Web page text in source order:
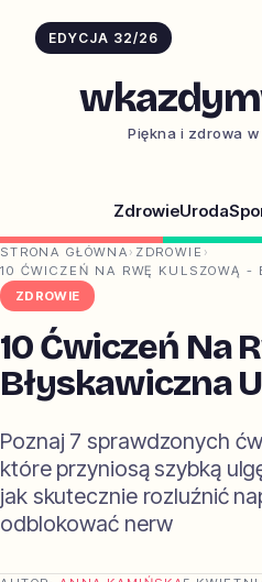
EDYCJA 32/26
Piękna i zdrowa
ZdrowieUroda
STRONA GŁÓWNA › ZDROWIE ›
10 ĆWICZEŃ NA RWĘ KULSZOWĄ -
ZDROWIE
10 Ćwiczeń Na
Błyskawiczna
Poznaj 7 sprawdzonych
które przyniosą szybką
jak skutecznie rozluźnić
odblokować nerw